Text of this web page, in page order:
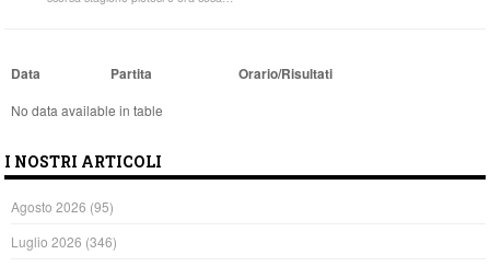
Data Partita Orario/Risultati
No data available in table
I NOSTRI ARTICOLI
Agosto 2026 (95)
Luglio 2026 (346)